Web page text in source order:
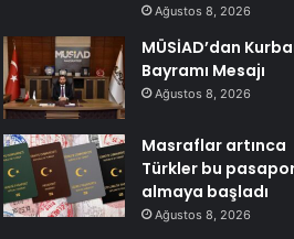
Ağustos 8, 2026
MÜSİAD’dan
Bayramı Mesajı
Ağustos 8, 2026
Masraflar artınca
Türkler bu
almaya başladı
Ağustos 8, 2026